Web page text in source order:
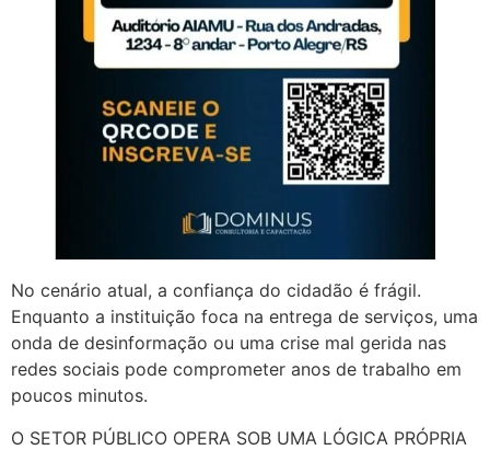
No cenário atual, a confiança do cidadão é frágil.
Enquanto a instituição foca na entrega de serviços, uma
onda de desinformação ou uma crise mal gerida nas
redes sociais pode comprometer anos de trabalho em
poucos minutos.
O SETOR PÚBLICO OPERA SOB UMA LÓGICA PRÓPRIA